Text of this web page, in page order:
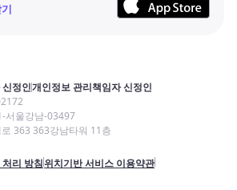
정인개인정보 관리책임자 신정인
서울강남-03497
363 363강남타워 11층
리 방침위치기반 서비스 이용약관